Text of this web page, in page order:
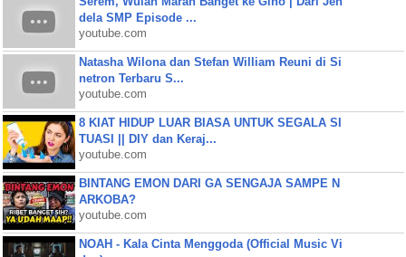
dela SMP Episode ...
youtube.com
Natasha Wilona dan Stefan William Reuni di Si
netron Terbaru S...
youtube.com
8 KIAT HIDUP LUAR BIASA UNTUK SEGALA SI
TUASI || DIY dan Keraj...
youtube.com
BINTANG EMON DARI GA SENGAJA SAMPE N
ARKOBA?
youtube.com
NOAH - Kala Cinta Menggoda (Official Music Vi